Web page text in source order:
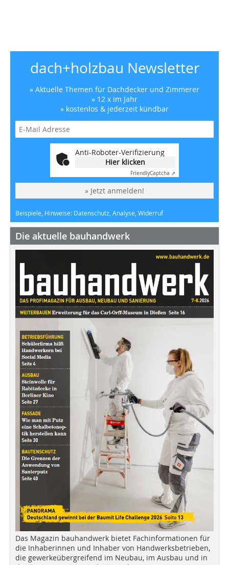
dach+holzbau Newsletter
» Aktuelle Themen für Dachdecker und Zimmerer
» 12 x im Jahr
» kostenlos & jederzeit kündbar
Anti-Roboter-Verifizierung
Hier klicken
FriendlyCaptcha ⇗
» Jetzt anmelden!
Beispiele, Hinweise: Datenschutz, Analyse, Widerruf
Die aktuelle bauhandwerk
Das Magazin bauhandwerk bietet Fachinformationen für
die Inhaberinnen und Inhaber von Handwerksbetrieben,
die gewerkeübergreifend im Neubau, im Ausbau und in